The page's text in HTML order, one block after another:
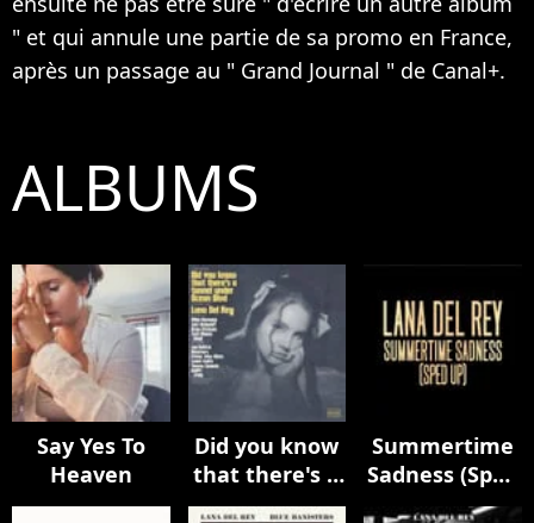
" et qui annule une partie de sa promo en France,
après un passage au " Grand Journal " de Canal+.
ALBUMS
Say Yes To
Heaven
Did you know
that there's a
tunnel under
Summertime
Sadness (Sped